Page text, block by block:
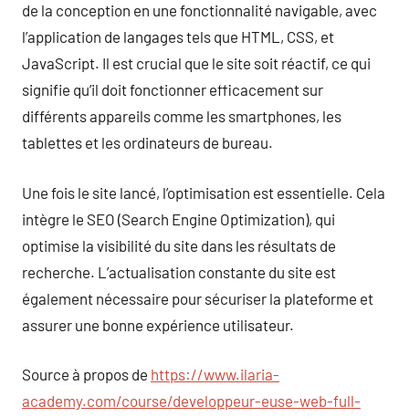
de la conception en une fonctionnalité navigable, avec
l’application de langages tels que HTML, CSS, et
JavaScript. Il est crucial que le site soit réactif, ce qui
signifie qu’il doit fonctionner efficacement sur
différents appareils comme les smartphones, les
tablettes et les ordinateurs de bureau.
Une fois le site lancé, l’optimisation est essentielle. Cela
intègre le SEO (Search Engine Optimization), qui
optimise la visibilité du site dans les résultats de
recherche. L’actualisation constante du site est
également nécessaire pour sécuriser la plateforme et
assurer une bonne expérience utilisateur.
Source à propos de https://www.ilaria-
academy.com/course/developpeur-euse-web-full-